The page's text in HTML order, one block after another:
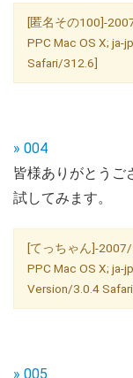
[匿名その100]-
PPC Mac OS X; ja-
Safari/312.6]
» 004
皆様ありがとうご
試してみます。
[てっちゃん]-
PPC Mac OS X; ja-
Version/3.0.4
» 005